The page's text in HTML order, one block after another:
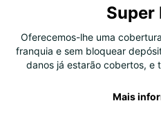
Super
Oferecemos-lhe uma
franquia e sem bloquear
danos já estarão cobertos, e
Mais